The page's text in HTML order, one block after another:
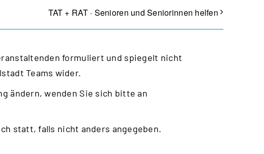
TAT + RAT · Senioren und Seniorinnen helfen
formuliert und spiegelt nicht
Teams wider.
ändern, wenden Sie sich bitte an
statt, falls nicht anders angegeben.